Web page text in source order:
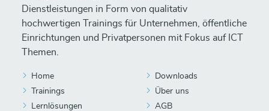
Dienstleistungen in Form von qualitativ
hochwertigen Trainings für Unternehmen, öffentliche
Einrichtungen und Privatpersonen mit Fokus auf ICT
Themen.
Home
Trainings
Lernlösungen
Downloads
Über uns
AGB